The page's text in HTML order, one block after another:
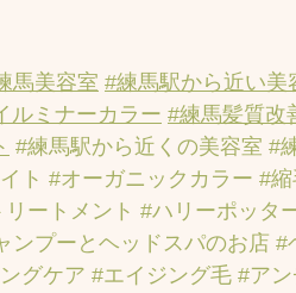
馬美容室 #練馬駅から近い美
ルミナーカラー #練馬髪質改
#練馬駅から近くの美容室 #
ト #オーガニックカラー #
ートメント #ハリーポッタ
ンプーとヘッドスパのお店 #
グケア #エイジング毛 #ア